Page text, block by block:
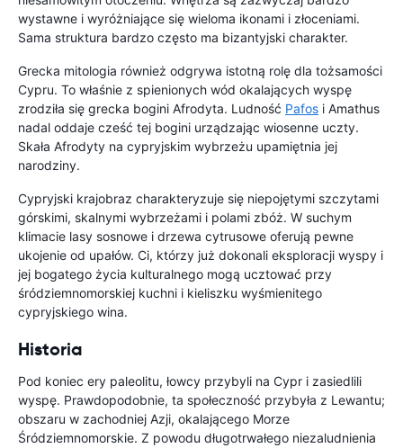
wystawne i wyróżniające się wieloma ikonami i złoceniami.
Sama struktura bardzo często ma bizantyjski charakter.
Grecka mitologia również odgrywa istotną rolę dla tożsamości
Cypru. To właśnie z spienionych wód okalających wyspę
zrodziła się grecka bogini Afrodyta. Ludność Pafos i Amathus
nadal oddaje cześć tej bogini urządzając wiosenne uczty.
Skała Afrodyty na cypryjskim wybrzeżu upamiętnia jej
narodziny.
Cypryjski krajobraz charakteryzuje się niepojętymi szczytami
górskimi, skalnymi wybrzeżami i polami zbóż. W suchym
klimacie lasy sosnowe i drzewa cytrusowe oferują pewne
ukojenie od upałów. Ci, którzy już dokonali eksploracji wyspy i
jej bogatego życia kulturalnego mogą ucztować przy
śródziemnomorskiej kuchni i kieliszku wyśmienitego
cypryjskiego wina.
Historia
Pod koniec ery paleolitu, łowcy przybyli na Cypr i zasiedlili
wyspę. Prawdopodobnie, ta społeczność przybyła z Lewantu;
obszaru w zachodniej Azji, okalającego Morze
Śródziemnomorskie. Z powodu długotrwałego niezaludnienia